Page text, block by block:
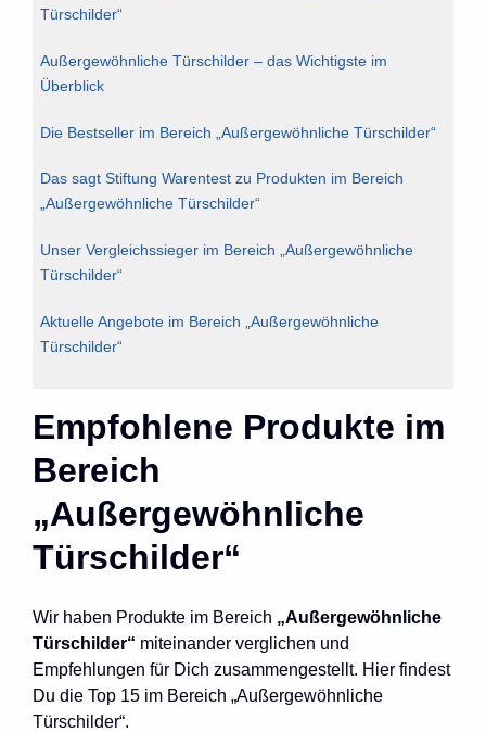
Türschilder“
Außergewöhnliche Türschilder – das Wichtigste im
Überblick
Die Bestseller im Bereich „Außergewöhnliche Türschilder“
Das sagt Stiftung Warentest zu Produkten im Bereich
„Außergewöhnliche Türschilder“
Unser Vergleichssieger im Bereich „Außergewöhnliche
Türschilder“
Aktuelle Angebote im Bereich „Außergewöhnliche
Türschilder“
Empfohlene Produkte im
Bereich
„Außergewöhnliche
Türschilder“
Wir haben Produkte im Bereich „Außergewöhnliche
Türschilder“ miteinander verglichen und
Empfehlungen für Dich zusammengestellt. Hier findest
Du die Top 15 im Bereich „Außergewöhnliche
Türschilder“.